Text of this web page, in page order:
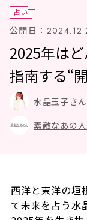
占い
公開日：
2025年は
指南する“
水晶玉子さん
素敵なあの
西洋と東洋の垣
て未来を占う水